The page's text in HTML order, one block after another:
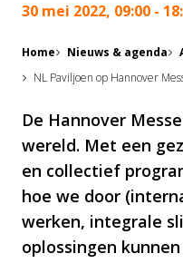
30 mei 2022, 09:00 -
Home Nieuws & agenda
NL Paviljoen op Hannover
De Hannover
wereld. Met een
en collectief
hoe we door
werken, integrale
oplossingen